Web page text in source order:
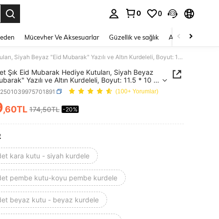
0 0
Mücevher Ve Aksesuarlar Güzellik ve sağlık Ayakkabı
10'lu Set Şık Eid Mubarak Hediye Kutuları, Siyah Beyaz "Eid Mubarak" Yazılı ve Altın Kurdeleli, Boyut: 11.5 * 10 * 4.5cm - Hac gibi İslami bayramlar için şekerleme, çikolata ve küçük hediyelerin paketlenmesi için idealdir.
Şık Eid Mubarak Hediye Kutuları, Siyah Beyaz
Yazılı ve Altın Kurdeleli, Boyut: 11.5 * 10 *
Hac gibi İslami bayramlar için şekerleme,
ve küçük hediyelerin paketlenmesi için idealdir.
(100+ Yorumlar)
AND AVAILABILITY
,60TL 174,50TL -20%
kara kutu - siyah kurdele
pembe kutu-koyu pembe kurdele
beyaz kutu - beyaz kurdele